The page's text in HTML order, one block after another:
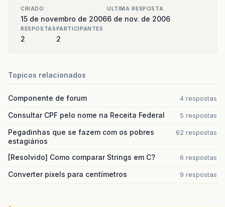
CRIADO
15 de novembro de 2006
ULTIMA RESPOSTA
6 de nov. de 2006
RESPOSTAS
2
PARTICIPANTES
2
Topicos relacionados
Componente de forum 4 respostas
Consultar CPF pelo nome na Receita Federal 5 respostas
Pegadinhas que se fazem com os pobres
estagiários
62 respostas
[Resolvido] Como comparar Strings em C? 6 respostas
Converter pixels para centímetros 9 respostas